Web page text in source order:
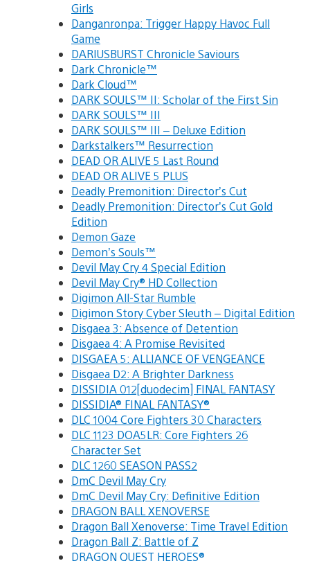
Girls
Danganronpa: Trigger Happy Havoc Full
Game
DARIUSBURST Chronicle Saviours
Dark Chronicle™
Dark Cloud™
DARK SOULS™ II: Scholar of the First Sin
DARK SOULS™ III
DARK SOULS™ III – Deluxe Edition
Darkstalkers™ Resurrection
DEAD OR ALIVE 5 Last Round
DEAD OR ALIVE 5 PLUS
Deadly Premonition: Director’s Cut
Deadly Premonition: Director’s Cut Gold
Edition
Demon Gaze
Demon’s Souls™
Devil May Cry 4 Special Edition
Devil May Cry® HD Collection
Digimon All-Star Rumble
Digimon Story Cyber Sleuth – Digital Edition
Disgaea 3: Absence of Detention
Disgaea 4: A Promise Revisited
DISGAEA 5: ALLIANCE OF VENGEANCE
Disgaea D2: A Brighter Darkness
DISSIDIA 012[duodecim] FINAL FANTASY
DISSIDIA® FINAL FANTASY®
DLC 1004 Core Fighters 30 Characters
DLC 1123 DOA5LR: Core Fighters 26
Character Set
DLC 1260 SEASON PASS2
DmC Devil May Cry
DmC Devil May Cry: Definitive Edition
DRAGON BALL XENOVERSE
Dragon Ball Xenoverse: Time Travel Edition
Dragon Ball Z: Battle of Z
DRAGON QUEST HEROES®